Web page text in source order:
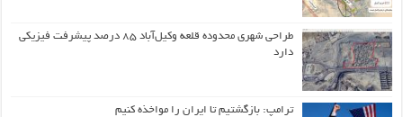
طراحی شهری محدوده قلعه وکیل‌آباد ۸۵ درصد پیشرفت فیزیکی
دارد
ترامپ: بازگشتیم تا ایران را مواخذه کنیم